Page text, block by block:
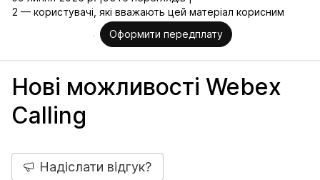
2 — користувачі, які вважають цей матеріал корисним
Оформити передплату
Нові можливості Webex
Calling
Надіслати відгук?